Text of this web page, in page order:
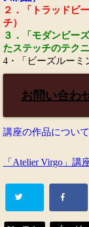
２．「トラッドビ
チ）
３．「モダンビー
たステッチのテク
4・「ビーズルーミ
お問い合わ
講座の作品につい
「Atelier Virgo」講